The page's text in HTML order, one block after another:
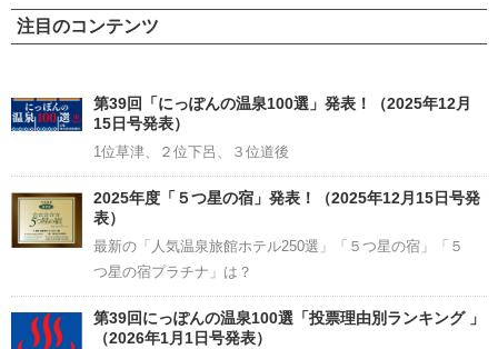
注目のコンテンツ
第39回「にっぽんの温泉100選」発表！（2025年12月
15日号発表）
1位草津、２位下呂、３位道後
2025年度「５つ星の宿」発表！（2025年12月15日号発
表）
最新の「人気温泉旅館ホテル250選」「５つ星の宿」「５
つ星の宿プラチナ」は？
第39回にっぽんの温泉100選「投票理由別ランキング 」
（2026年1月1日号発表）